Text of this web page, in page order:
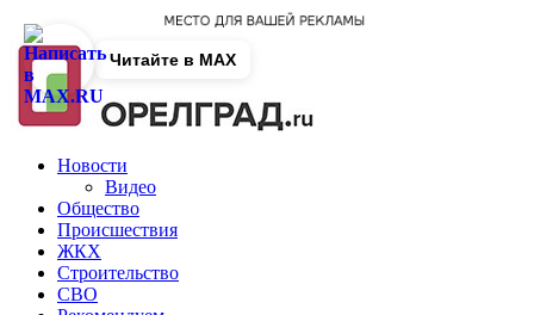
Новости
Видео
Общество
Происшествия
ЖКХ
Строительство
СВО
Читайте в MAX